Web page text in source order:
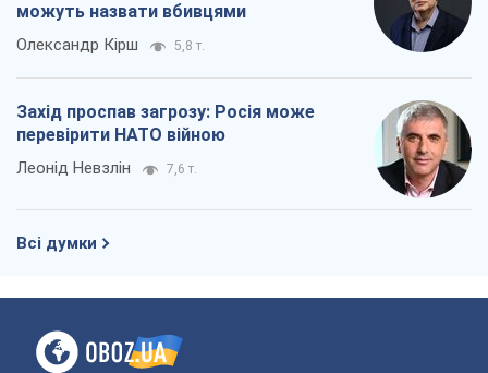
можуть назвати вбивцями
Олександр Кірш 5,8 т.
Захід проспав загрозу: Росія може
перевірити НАТО війною
Леонід Невзлін 7,6 т.
Всі думки